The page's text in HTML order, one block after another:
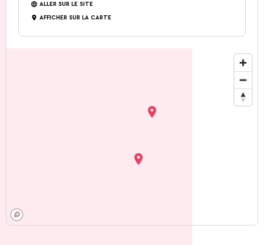
Capitale de la Bière
Ardennes
ALLER SUR LE SITE
AFFICHER SUR LA CARTE